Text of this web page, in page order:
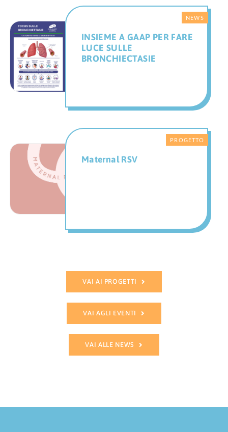
INSIEME A GAAP PER FARE
LUCE SULLE
BRONCHIECTASIE
Maternal RSV
VAI AI PROGETTI
VAI AGLI EVENTI
VAI ALLE NEWS